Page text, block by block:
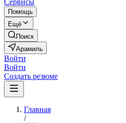
Сервисы
Помощь
Ещё
Поиск
Арамиль
Войти
Войти
Создать резюме
Главная
/